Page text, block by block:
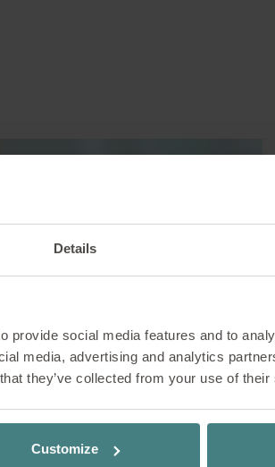
Details
provide social media features and to
media, advertising and analytics
they’ve collected from your use of
Customize
spazio:
il futuro
e di che tipo di spazio avrà
ma anche Stefan Rief,
e la progettazione del
e degli spazi di lavoro,
tecnologia e spazio.